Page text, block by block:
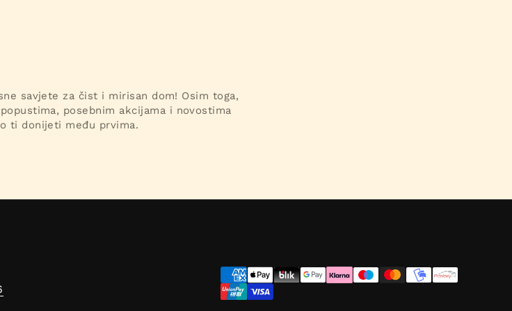
savjete za čist i mirisan dom! Osim toga,
posebnim akcijama i novostima
ti donijeti među prvima.